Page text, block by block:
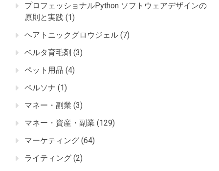
プロフェッショナルPython ソフトウェアデザインの
原則と実践 (1)
ヘアトニックグロウジェル (7)
ベルタ育毛剤 (3)
ペット用品 (4)
ペルソナ (1)
マネー・副業 (3)
マネー・資産・副業 (129)
マーケティング (64)
ライティング (2)